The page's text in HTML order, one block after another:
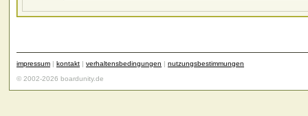
impressum | kontakt | verhaltensbedingungen | nutzungsbestimmungen
© 2002-2026 boardunity.de